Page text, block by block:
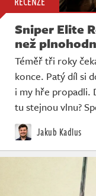
Sniper Elite
než
Téměř tři roky
konce. Patý díl si
i my hře propadli.
tu stejnou vlnu?
Jakub Kadlus